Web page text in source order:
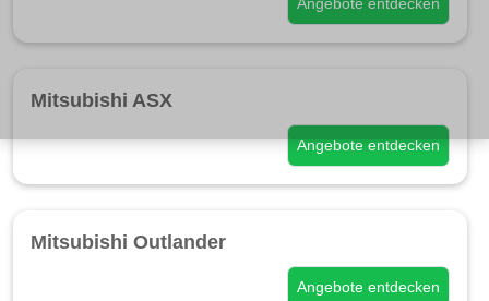
Mitsubishi ASX
Angebote entdecken
Mitsubishi Outlander
Angebote entdecken